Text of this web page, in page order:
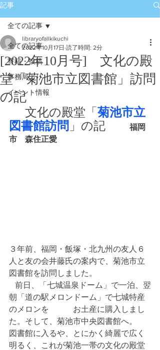
記事
全ての記事
寄稿・投稿
事務局より
イベント情報
全ての記事
[2022年10月号] 文化の殿
堂「菊池市立図書館」訪問
の記
libraryofallkikuchi
2022年10月17日 読了時間: 2分
文化の殿堂「 菊池市立
図書館訪問 」の記
福岡
市　森住正愛
３年前、福岡・飯塚・北九州の友人６
人と友の会井藤氏の案内で、菊池市立
図書館を訪問しました。
朝「道の駅メロンドーム」で七城特産
のメロンを　　　お土産に購入しまし
た。そして、菊池市中央図書館へ。
図書館に入るや、とにかく綺麗で広く
明るく、これが菊池一帯の文化の殿堂